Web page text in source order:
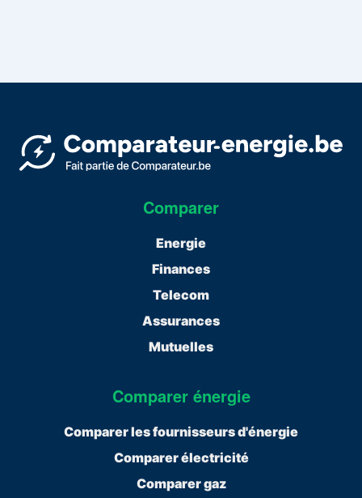
Comparer
Energie
Finances
Telecom
Assurances
Mutuelles
Comparer énergie
Comparer les fournisseurs d'énergie
Comparer électricité
Comparer gaz